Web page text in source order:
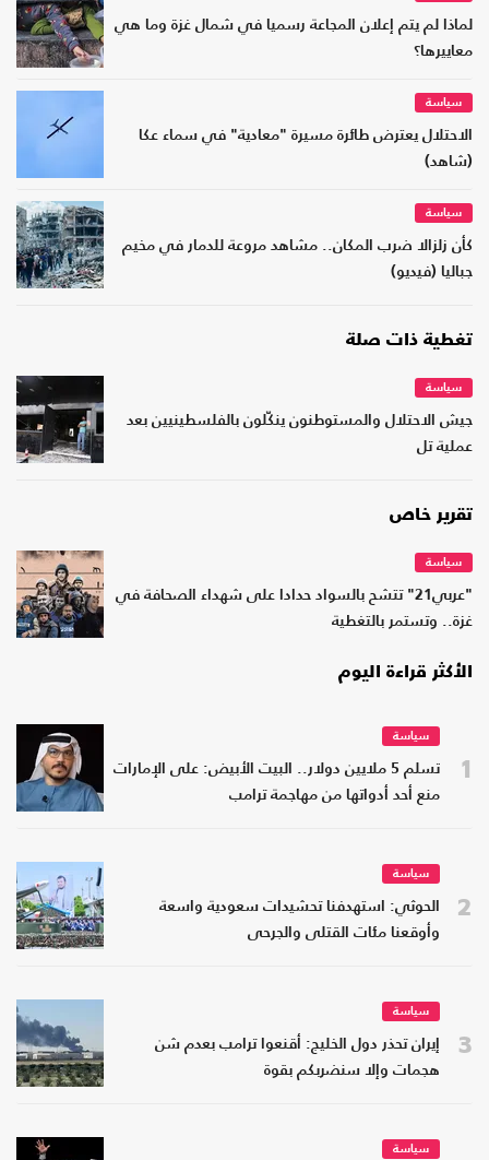
لماذا لم يتم إعلان المجاعة رسميا في شمال غزة وما هي
معاييرها؟
سياسة
الاحتلال يعترض طائرة مسيرة "معادية" في سماء عكا
(شاهد)
سياسة
كأن زلزالا ضرب المكان.. مشاهد مروعة للدمار في مخيم
جباليا (فيديو)
تغطية ذات صلة
سياسة
جيش الاحتلال والمستوطنون ينكّلون بالفلسطينيين بعد
عملية تل
تقرير خاص
سياسة
"عربي21" تتشح بالسواد حدادا على شهداء الصحافة في
غزة.. وتستمر بالتغطية
الأكثر قراءة اليوم
1
سياسة
تسلم 5 ملايين دولار.. البيت الأبيض: على الإمارات
منع أحد أدواتها من مهاجمة ترامب
2
سياسة
الحوثي: استهدفنا تحشيدات سعودية واسعة
وأوقعنا مئات القتلى والجرحى
3
سياسة
إيران تحذر دول الخليج: أقنعوا ترامب بعدم شن
هجمات وإلا سنضربكم بقوة
سياسة